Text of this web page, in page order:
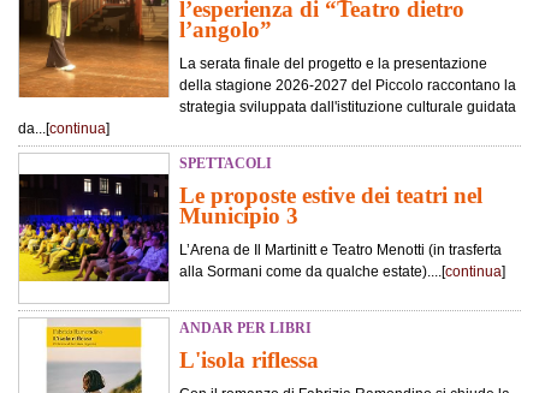
l’esperienza di “Teatro dietro
l’angolo”
La serata finale del progetto e la presentazione
della stagione 2026-2027 del Piccolo raccontano la
strategia sviluppata dall'istituzione culturale guidata
da...[continua]
SPETTACOLI
Le proposte estive dei teatri nel
Municipio 3
L’Arena de Il Martinitt e Teatro Menotti (in trasferta
alla Sormani come da qualche estate)....[continua]
ANDAR PER LIBRI
L'isola riflessa